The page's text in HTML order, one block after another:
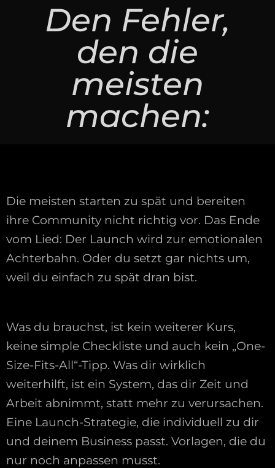
Den Fehler,
den die
meisten
machen:
Die meisten starten zu spät und bereiten
ihre Community nicht richtig vor. Das Ende
vom Lied: Der Launch wird zur emotionalen
Achterbahn. Oder du setzt gar nichts um,
weil du einfach zu spät dran bist.
Was du brauchst, ist kein weiterer Kurs,
keine simple Checkliste und auch kein „One-
Size-Fits-All“-Tipp. Was dir wirklich
weiterhilft, ist ein System, das dir Zeit und
Arbeit abnimmt, statt mehr zu verursachen.
Eine Launch-Strategie, die individuell zu dir
und deinem Business passt. Vorlagen, die du
nur noch anpassen musst.